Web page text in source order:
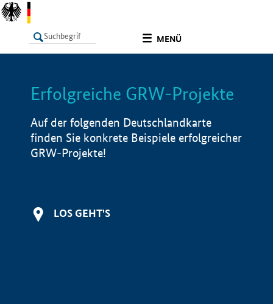
MENÜ
LISTE Info
Erfolgreiche GRW-Projekte
Auf der folgenden Deutschlandkarte
finden Sie konkrete Beispiele erfolgreicher
GRW-Projekte!
LOS GEHT'S